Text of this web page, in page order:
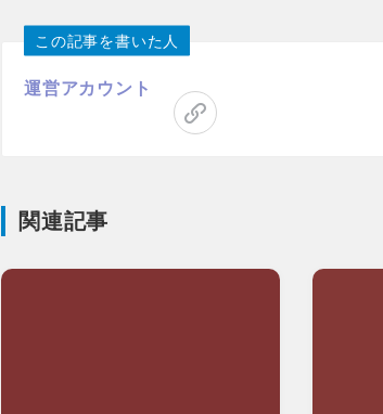
この記事を書いた人
運営アカウント
関連記事